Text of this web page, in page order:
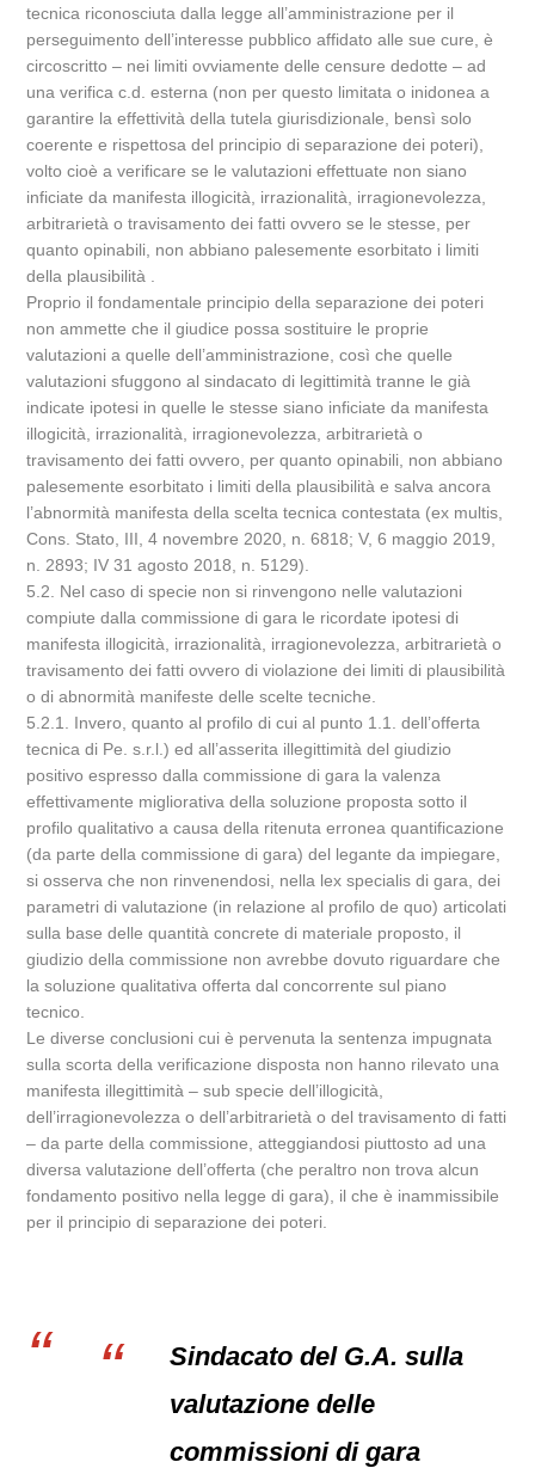
tecnica riconosciuta dalla legge all’amministrazione per il
perseguimento dell’interesse pubblico affidato alle sue cure, è
circoscritto – nei limiti ovviamente delle censure dedotte – ad
una verifica c.d. esterna (non per questo limitata o inidonea a
garantire la effettività della tutela giurisdizionale, bensì solo
coerente e rispettosa del principio di separazione dei poteri),
volto cioè a verificare se le valutazioni effettuate non siano
inficiate da manifesta illogicità, irrazionalità, irragionevolezza,
arbitrarietà o travisamento dei fatti ovvero se le stesse, per
quanto opinabili, non abbiano palesemente esorbitato i limiti
della plausibilità .
Proprio il fondamentale principio della separazione dei poteri
non ammette che il giudice possa sostituire le proprie
valutazioni a quelle dell’amministrazione, così che quelle
valutazioni sfuggono al sindacato di legittimità tranne le già
indicate ipotesi in quelle le stesse siano inficiate da manifesta
illogicità, irrazionalità, irragionevolezza, arbitrarietà o
travisamento dei fatti ovvero, per quanto opinabili, non abbiano
palesemente esorbitato i limiti della plausibilità e salva ancora
l’abnormità manifesta della scelta tecnica contestata (ex multis,
Cons. Stato, III, 4 novembre 2020, n. 6818; V, 6 maggio 2019,
n. 2893; IV 31 agosto 2018, n. 5129).
5.2. Nel caso di specie non si rinvengono nelle valutazioni
compiute dalla commissione di gara le ricordate ipotesi di
manifesta illogicità, irrazionalità, irragionevolezza, arbitrarietà o
travisamento dei fatti ovvero di violazione dei limiti di plausibilità
o di abnormità manifeste delle scelte tecniche.
5.2.1. Invero, quanto al profilo di cui al punto 1.1. dell’offerta
tecnica di Pe. s.r.l.) ed all’asserita illegittimità del giudizio
positivo espresso dalla commissione di gara la valenza
effettivamente migliorativa della soluzione proposta sotto il
profilo qualitativo a causa della ritenuta erronea quantificazione
(da parte della commissione di gara) del legante da impiegare,
si osserva che non rinvenendosi, nella lex specialis di gara, dei
parametri di valutazione (in relazione al profilo de quo) articolati
sulla base delle quantità concrete di materiale proposto, il
giudizio della commissione non avrebbe dovuto riguardare che
la soluzione qualitativa offerta dal concorrente sul piano
tecnico.
Le diverse conclusioni cui è pervenuta la sentenza impugnata
sulla scorta della verificazione disposta non hanno rilevato una
manifesta illegittimità – sub specie dell’illogicità,
dell’irragionevolezza o dell’arbitrarietà o del travisamento di fatti
– da parte della commissione, atteggiandosi piuttosto ad una
diversa valutazione dell’offerta (che peraltro non trova alcun
fondamento positivo nella legge di gara), il che è inammissibile
per il principio di separazione dei poteri.
Sindacato del G.A. sulla
valutazione delle
commissioni di gara